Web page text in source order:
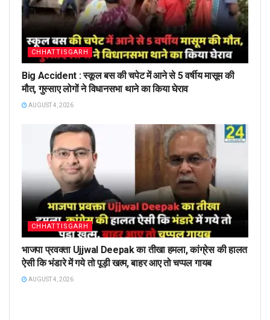
CHHATTISGARH
Big Accident : स्कूल बस की चपेट में आने से 5 वर्षीय मासूम की
मौत, गुस्साए लोगों ने विधानसभा थाने का किया घेराव
AUGUST 4, 2026
CHHATTISGARH
भाजपा प्रवक्ता Ujjwal Deepak का तीखा हमला, कांग्रेस की हालत
ऐसी कि भंडारे में गये तो पूड़ी खत्म, बाहर आए तो चप्पल गायब
AUGUST 4, 2026